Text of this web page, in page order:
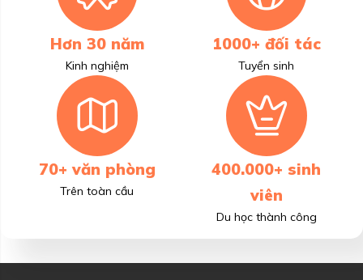
Hơn 30 năm
Kinh nghiệm
1000+ đối tác
Tuyển sinh
70+ văn phòng
Trên toàn cầu
400.000+ sinh
viên
Du học thành công